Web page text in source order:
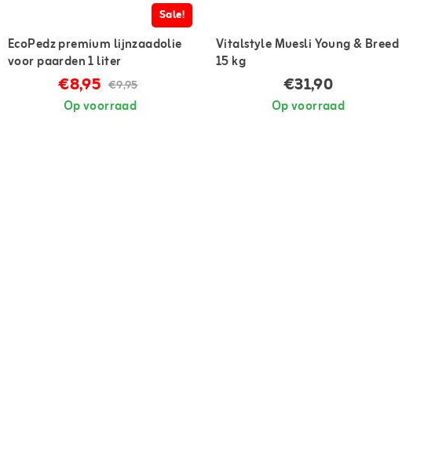
Sale!
EcoPedz premium lijnzaadolie
voor paarden 1 liter
€8,95 €9,95
Op voorraad
Vitalstyle Muesli Young & Breed
15 kg
€31,90
Op voorraad